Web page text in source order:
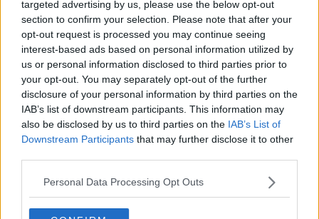
targeted advertising by us, please use the below opt-out
section to confirm your selection. Please note that after your
opt-out request is processed you may continue seeing
interest-based ads based on personal information utilized by
us or personal information disclosed to third parties prior to
your opt-out. You may separately opt-out of the further
disclosure of your personal information by third parties on the
IAB’s list of downstream participants. This information may
also be disclosed by us to third parties on the IAB’s List of
Downstream Participants that may further disclose it to other
Personal Data Processing Opt Outs
Natale 2024
Re e regnanti
A noi interessa il dito non la luna
Come rubare allo stato e vivere felici
Una performance
Il compagno
​Io (allo specchio)
Tramonto
Passato, presente, futuro
La virtù del non fare
Leggendo l'Eneide
​(In)sicurezza stradale
Il decalogo del politico